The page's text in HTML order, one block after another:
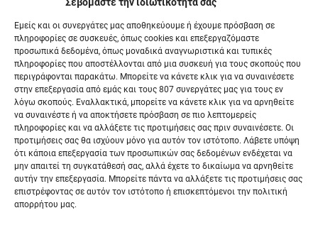
Εμείς και οι συνεργάτες μας αποθηκεύουμε ή έχουμε πρόσβαση σε
πληροφορίες σε συσκευές, όπως cookies και επεξεργαζόμαστε
προσωπικά δεδομένα, όπως μοναδικά αναγνωριστικά και τυπικές
πληροφορίες που αποστέλλονται από μια συσκευή για τους σκοπούς που
περιγράφονται παρακάτω. Μπορείτε να κάνετε κλικ για να συναινέσετε
στην επεξεργασία από εμάς και τους 807 συνεργάτες μας για τους εν
λόγω σκοπούς. Εναλλακτικά, μπορείτε να κάνετε κλικ για να αρνηθείτε
να συναινέστε ή να αποκτήσετε πρόσβαση σε πιο λεπτομερείς
πληροφορίες και να αλλάξετε τις προτιμήσεις σας πριν συναινέσετε. Οι
προτιμήσεις σας θα ισχύουν μόνο για αυτόν τον ιστότοπο. Λάβετε υπόψη
ότι κάποια επεξεργασία των προσωπικών σας δεδομένων ενδέχεται να
μην απαιτεί τη συγκατάθεσή σας, αλλά έχετε το δικαίωμα να αρνηθείτε
αυτήν την επεξεργασία. Μπορείτε πάντα να αλλάξετε τις προτιμήσεις σας
επιστρέφοντας σε αυτόν τον ιστότοπο ή επισκεπτόμενοι την πολιτική
απορρήτου μας.
ΕΚΔΟΣΗ ΕΦΗΜΕΡΙΔΑΣ ΣΤΑ ΠΕΡΙΠΤΕΡΑ